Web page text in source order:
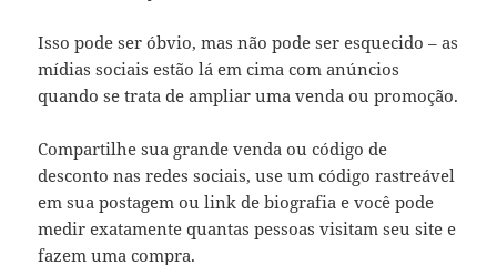
Isso pode ser óbvio, mas não pode ser esquecido – as
mídias sociais estão lá em cima com anúncios
quando se trata de ampliar uma venda ou promoção.
Compartilhe sua grande venda ou código de
desconto nas redes sociais, use um código rastreável
em sua postagem ou link de biografia e você pode
medir exatamente quantas pessoas visitam seu site e
fazem uma compra.